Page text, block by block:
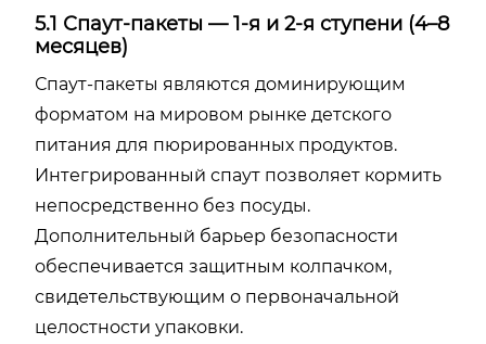
5.1 Спаут-пакеты — 1-я и 2-я ступени (4–8
месяцев)
Спаут-пакеты являются доминирующим
форматом на мировом рынке детского
питания для пюрированных продуктов.
Интегрированный спаут позволяет кормить
непосредственно без посуды.
Дополнительный барьер безопасности
обеспечивается защитным колпачком,
свидетельствующим о первоначальной
целостности упаковки.